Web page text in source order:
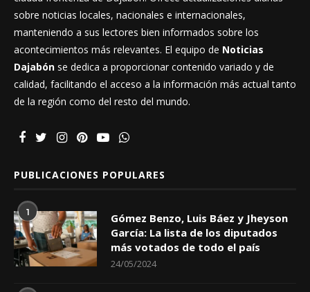
sobre noticias locales, nacionales e internacionales,
manteniendo a sus lectores bien informados sobre los
acontecimientos más relevantes. El equipo de Noticias
Dajabón se dedica a proporcionar contenido variado y de
calidad, facilitando el acceso a la información más actual tanto
de la región como del resto del mundo.
PUBLICACIONES POPULARES
1
Gómez Benzo, Luis Báez y Jheyson
García: La lista de los diputados
más votados de todo el país
24/05/2024